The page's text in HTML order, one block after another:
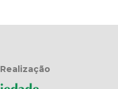
Realização